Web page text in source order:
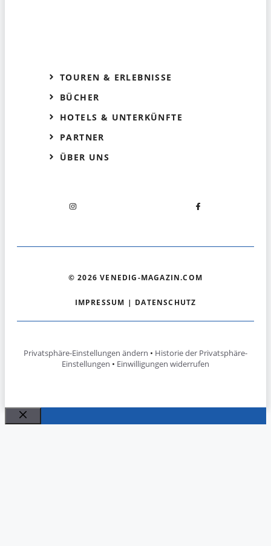
TOUREN & ERLEBNISSE
BÜCHER
HOTELS & UNTERKÜNFTE
PARTNER
ÜBER UNS
© 2026 VENEDIG-MAGAZIN.COM
IMPRESSUM | DATENSCHUTZ
Privatsphäre-Einstellungen ändern • Historie der Privatsphäre-
Einstellungen • Einwilligungen widerrufen
Schließen